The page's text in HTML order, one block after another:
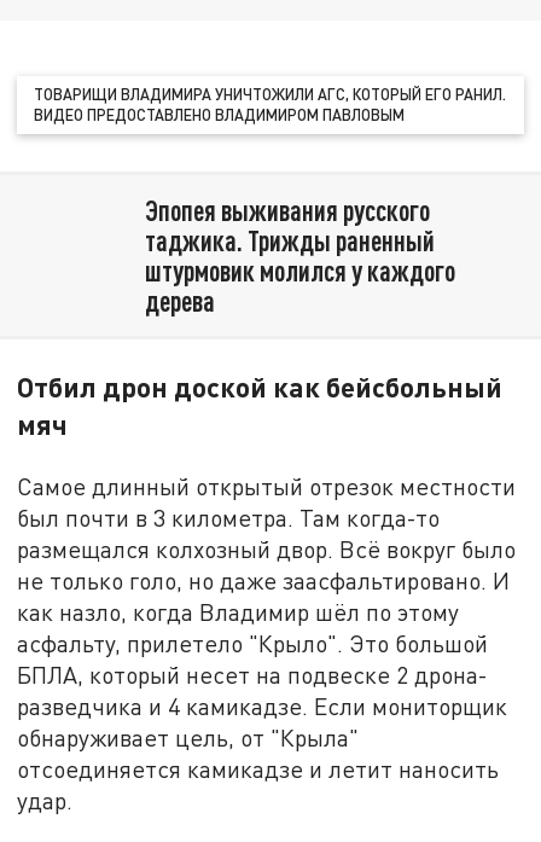
ТОВАРИЩИ ВЛАДИМИРА УНИЧТОЖИЛИ АГС, КОТОРЫЙ ЕГО РАНИЛ.
ВИДЕО ПРЕДОСТАВЛЕНО ВЛАДИМИРОМ ПАВЛОВЫМ
Эпопея выживания русского
таджика. Трижды раненный
штурмовик молился у каждого
дерева
Отбил дрон доской как бейсбольный
мяч
Самое длинный открытый отрезок местности
был почти в 3 километра. Там когда-то
размещался колхозный двор. Всё вокруг было
не только голо, но даже заасфальтировано. И
как назло, когда Владимир шёл по этому
асфальту, прилетело "Крыло". Это большой
БПЛА, который несет на подвеске 2 дрона-
разведчика и 4 камикадзе. Если мониторщик
обнаруживает цель, от "Крыла"
отсоединяется камикадзе и летит наносить
удар.